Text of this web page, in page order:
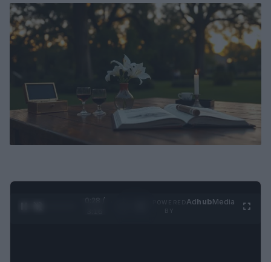
0:29 /
AdhubMedia